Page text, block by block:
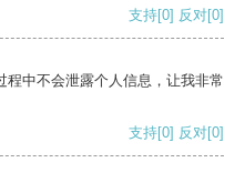
支持[0] 反对[0]
中不会泄露个人信息，让我非常
支持[0] 反对[0]